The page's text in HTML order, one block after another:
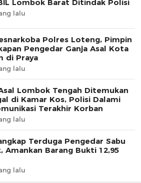
Lombok Barat Ditindak Polisi
lalu
Polres Loteng, Pimpin
Pengedar Ganja Asal Kota
di Praya
lalu
Lombok Tengah Ditemukan
di Kamar Kos, Polisi Dalami
Terakhir Korban
lalu
Terduga Pengedar Sabu
Amankan Barang Bukti 12,95
lalu